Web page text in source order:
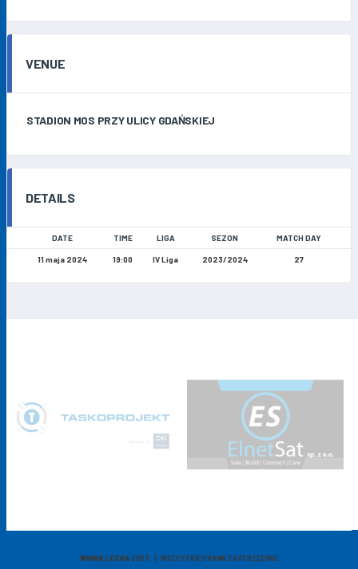
VENUE
STADION MOS PRZY ULICY GDAŃSKIEJ
DETAILS
DATE TIME LIGA SEZON MATCH DAY
11 maja 2024 19:00 IV Liga 2023/2024 27
WIARA LECHA 2023 | WSZYSTKIE PRAWA ZASTRZEŻONE